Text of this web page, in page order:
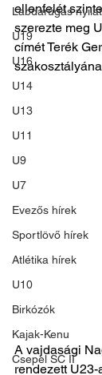
Labdarúgás
U19
U16
U14
U13
U11
U9
U7
Evezős hírek
Sportlövő hírek
Atlétika hírek
U10
Birkózók
Kajak-Kenu
Csepel SC II
ellenfelét
szerezte meg
címét Terék
A vajdasági
rendezett